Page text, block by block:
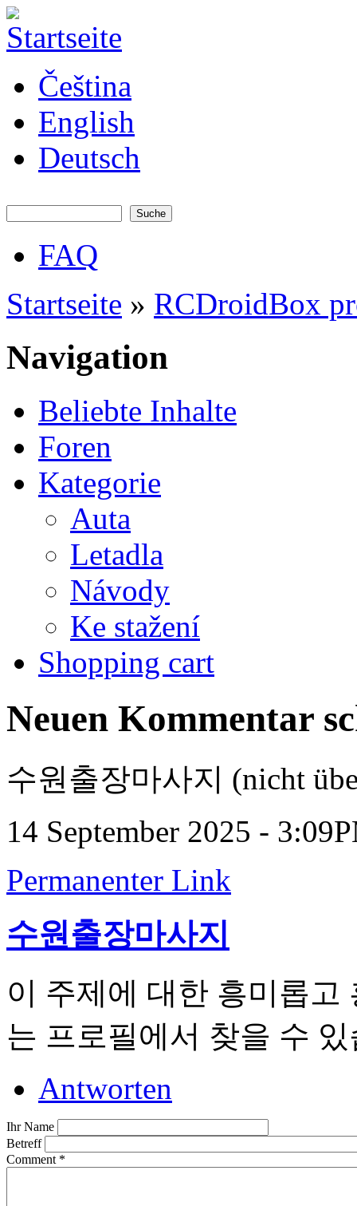
Direkt zum Inhalt
systems -
elektronika
pro RC
modely
Čeština
English
Deutsch
Hauptmenü
FAQ
Sie sind hier
Startseite » RCDroidBox
Navigation
Beliebte Inhalte
Foren
Kategorie
Auta
Letadla
Návody
Ke stažení
Shopping cart
Neuen Kommentar
수원출장마사지 (nicht
14 September 2025 -
Permanenter Link
수원출장마사지
이 주제에 대한 흥미롭고
는 프로필에서 찾을 수
Antworten
Ihr Name
Betreff
Comment *